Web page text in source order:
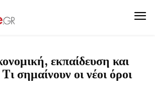
εκπαίδευση και
σημαίνουν οι νέοι όροι